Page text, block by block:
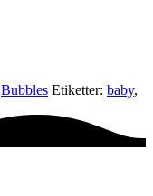
Bubbles Etiketter: baby,